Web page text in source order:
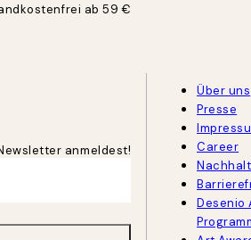
ab 59 €
anmeldest!
Über uns
Presse
Career
Desenio